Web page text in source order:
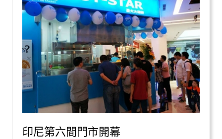
印尼第六間門市開幕